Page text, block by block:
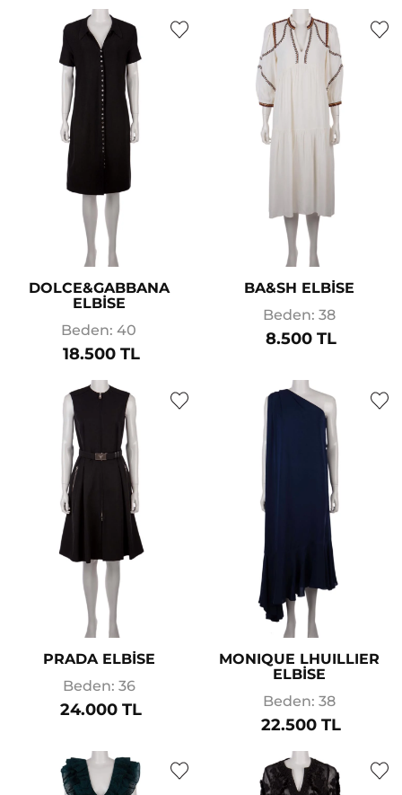
DOLCE&GABBANA
ELBİSE
Beden: 40
18.500 TL
BA&SH ELBİSE
Beden: 38
8.500 TL
PRADA ELBİSE
Beden: 36
24.000 TL
MONIQUE LHUILLIER
ELBİSE
Beden: 38
22.500 TL